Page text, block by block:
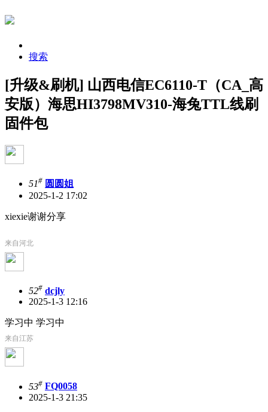
搜索
[升级&刷机] 山西电信EC6110-T（CA_高
安版）海思HI3798MV310-海兔TTL线刷
固件包
51# 圆圆姐
2025-1-2 17:02
xiexie谢谢分享
来自河北
52# dcjly
2025-1-3 12:16
学习中 学习中
来自江苏
53# FQ0058
2025-1-3 21:35